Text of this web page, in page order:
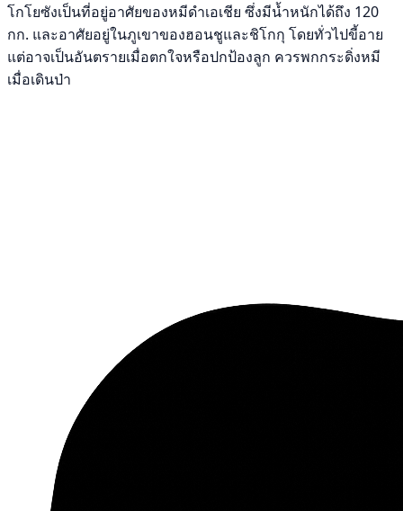
โกโยซังเป็นที่อยู่อาศัยของหมีดำเอเชีย ซึ่งมีน้ำหนักได้ถึง 120
กก. และอาศัยอยู่ในภูเขาของฮอนชูและชิโกกุ โดยทั่วไปขี้อาย
แต่อาจเป็นอันตรายเมื่อตกใจหรือปกป้องลูก ควรพกกระดิ่งหมี
เมื่อเดินป่า